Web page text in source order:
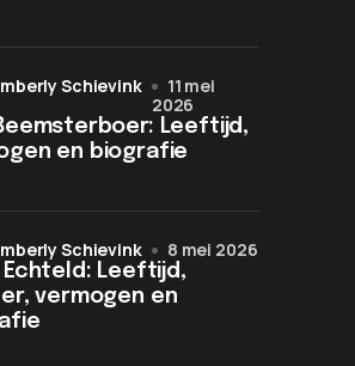
Leeftijd,
en biografie
Schievink
11 mei
2026
Echteld: Leeftijd,
vermogen en
Schievink 8 mei 2026